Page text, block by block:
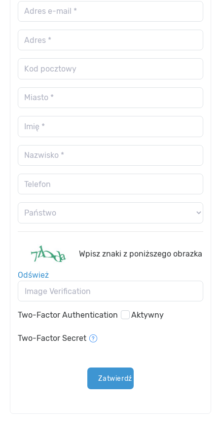
Adres e-mail *
Adres *
Kod pocztowy
Miasto *
Imię *
Nazwisko *
Telefon
Wpisz znaki z poniższego obrazka
Odśwież
Two-Factor Authentication Aktywny
Two-Factor Secret
Zatwierdź